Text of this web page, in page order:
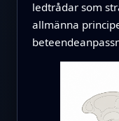
ledtrådar som
allmänna